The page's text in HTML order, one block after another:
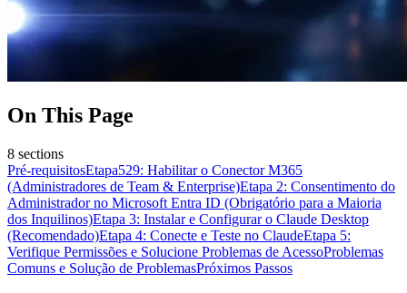
On This Page
8 sections
Pré-requisitosEtapa529: Habilitar o Conector M365
(Administradores de Team & Enterprise)Etapa 2: Consentimento do
Administrador no Microsoft Entra ID (Obrigatório para a Maioria
dos Inquilinos)Etapa 3: Instalar e Configurar o Claude Desktop
(Recomendado)Etapa 4: Conecte e Teste no ClaudeEtapa 5:
Verifique Permissões e Solucione Problemas de AcessoProblemas
Comuns e Solução de ProblemasPróximos Passos